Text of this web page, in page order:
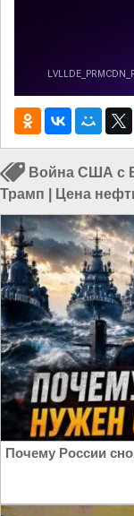
Война США с
Трамп
Цена
мире
Почему России